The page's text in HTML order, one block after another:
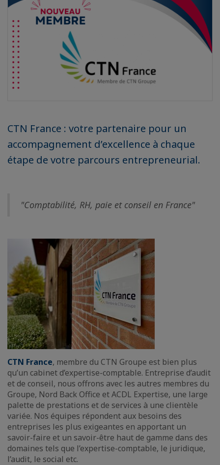
CTN France : votre partenaire pour un
accompagnement d’excellence à chaque
étape de votre parcours entrepreneurial.
"Comptabilité, RH, paie et conseil en France"
CTN France, membre du CTN Groupe est bien plus
qu’un cabinet d’expertise-comptable. Entreprise d’audit
et de conseil, nous offrons avec les autres membres du
Groupe, Nord Back Office et ACDL Expertise, une large
palette de prestations et de services à une clientèle
variée. Nos équipes répondent aux besoins des
entreprises les plus exigeantes en apportant un
savoir-faire et un savoir-être haut de gamme dans des
domaines tels que l’expertise-comptable, le juridique,
l’audit, le social etc.